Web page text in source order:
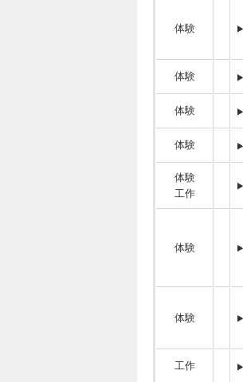
体験
体験
体験
体験
体験
工作
体験
体験
工作